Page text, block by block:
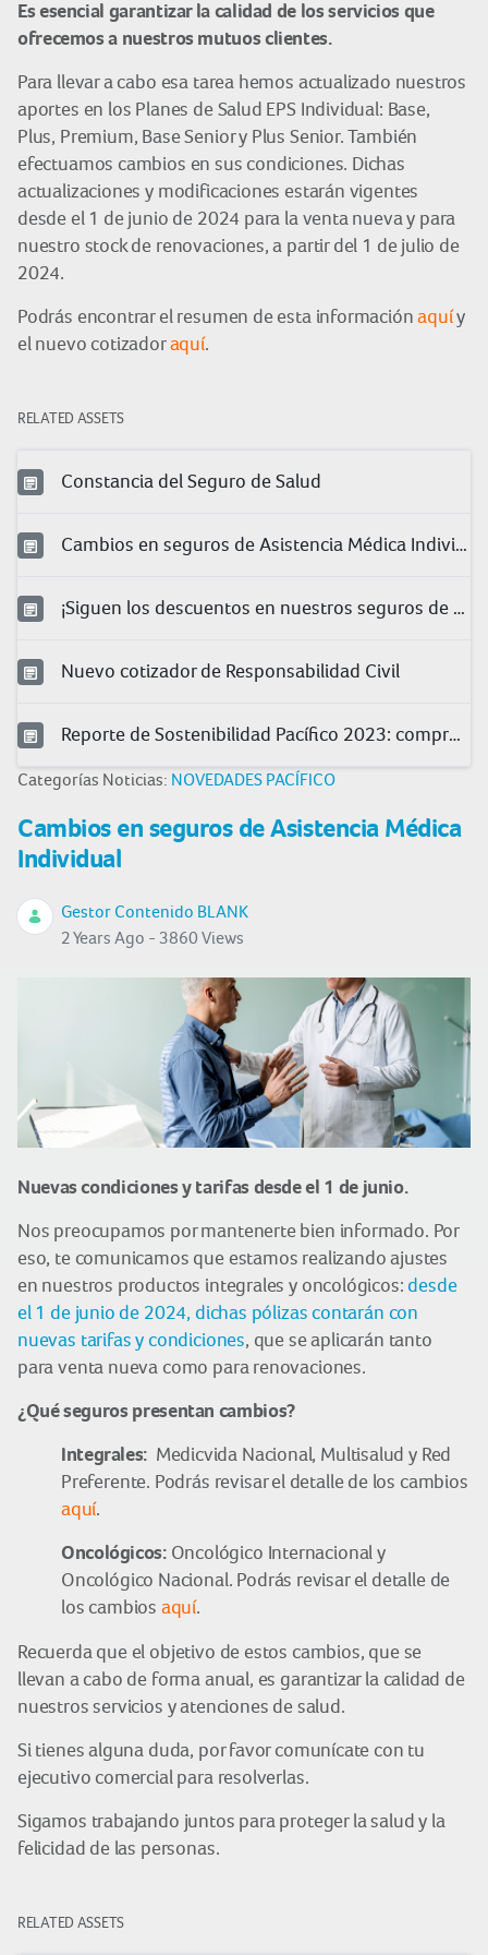
Es esencial garantizar la calidad de los servicios que
ofrecemos a nuestros mutuos clientes.
Para llevar a cabo esa tarea hemos actualizado nuestros
aportes en los Planes de Salud EPS Individual: Base,
Plus, Premium, Base Senior y Plus Senior. También
efectuamos cambios en sus condiciones. Dichas
actualizaciones y modificaciones estarán vigentes
desde el 1 de junio de 2024 para la venta nueva y para
nuestro stock de renovaciones, a partir del 1 de julio de
2024.
Podrás encontrar el resumen de esta informaciónaquíy
el nuevo cotizadoraquí.
RELATED ASSETS
Constancia del Seguro de Salud
Cambios en seguros de Asistencia Médica Individual
¡Siguen los descuentos en nuestros seguros de salud!
Nuevo cotizador de Responsabilidad Civil
Reporte de Sostenibilidad Pacífico 2023: compromiso con la sociedad
Categorías Noticias: NOVEDADES PACÍFICO
Cambios en seguros de Asistencia Médica
Individual
Gestor Contenido BLANK
2 Years Ago - 3860 Views
Nuevas condiciones y tarifas desde el 1 de junio.
Nos preocupamos por mantenerte bien informado. Por
eso, te comunicamos que estamos realizando ajustes
en nuestros productos integrales y oncológicos: desde
el 1 de junio de 2024, dichas pólizas contarán con
nuevas tarifas y condiciones, que se aplicarán tanto
para venta nueva como para renovaciones.
¿Qué seguros presentan cambios?
Integrales: Medicvida Nacional, Multisalud y Red
Preferente. Podrás revisar el detalle de los cambios
aquí.
Oncológicos:Oncológico Internacional y
Oncológico Nacional. Podrás revisar el detalle de
los cambios aquí.
Recuerda que el objetivo de estos cambios, que se
llevan a cabo de forma anual, es garantizar la calidad de
nuestros servicios y atenciones de salud.
Si tienes alguna duda, por favor comunícate con tu
ejecutivo comercial para resolverlas.
Sigamos trabajando juntos para proteger la salud y la
felicidad de las personas.
RELATED ASSETS